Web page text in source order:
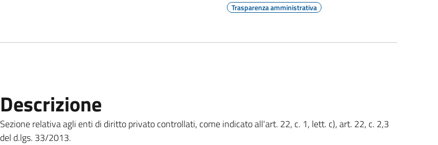
Trasparenza amministrativa
Descrizione
Sezione relativa agli enti di diritto privato controllati, come indicato all'art. 22, c. 1, lett. c), art. 22, c. 2,3
del d.lgs. 33/2013.